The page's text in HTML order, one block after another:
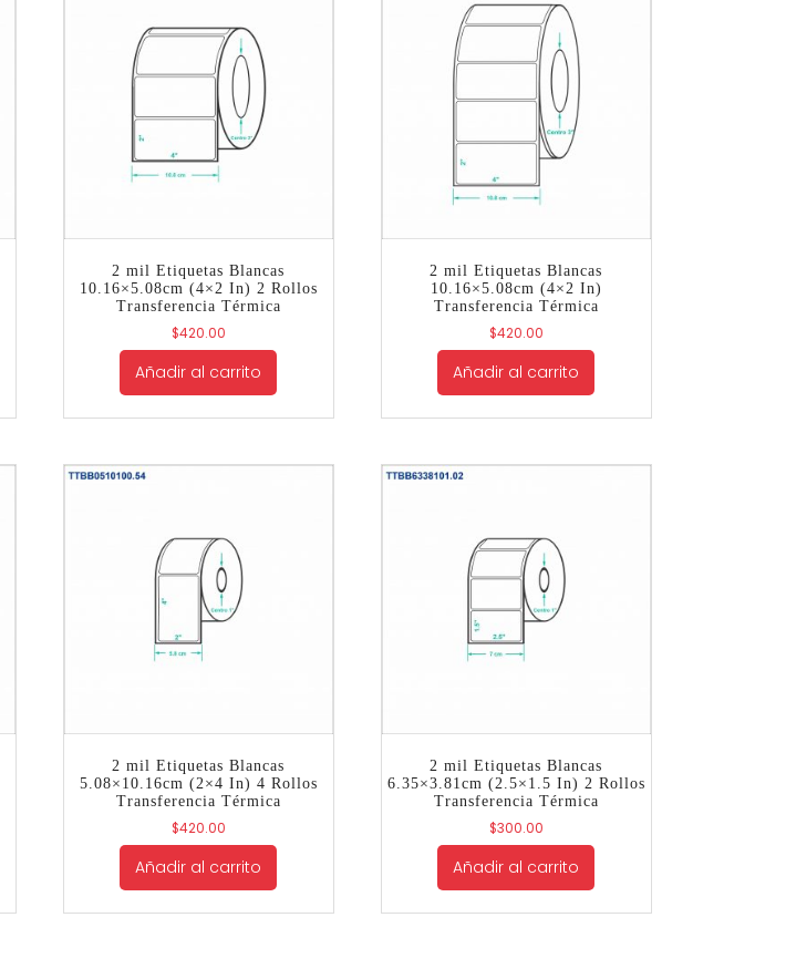
2 mil Etiquetas Blancas
10.16×5.08cm (4×2 In) 2 Rollos
Transferencia Térmica
$420.00
Añadir al carrito
2 mil Etiquetas Blancas
10.16×5.08cm (4×2 In)
Transferencia Térmica
$420.00
Añadir al carrito
2 mil Etiquetas Blancas
5.08×10.16cm (2×4 In) 4 Rollos
Transferencia Térmica
$420.00
Añadir al carrito
2 mil Etiquetas Blancas
6.35×3.81cm (2.5×1.5 In) 2 Rollos
Transferencia Térmica
$300.00
Añadir al carrito